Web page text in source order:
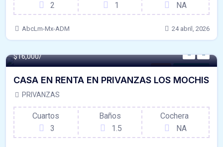
2
1
NA
AbcLm-Mx-ADM 24 abril, 2026
Casa Para Renta
$16,000/
CASA EN RENTA EN PRIVANZAS LOS MOCHIS
PRIVANZAS
Cuartos
3
Baños
1.5
Cochera
NA